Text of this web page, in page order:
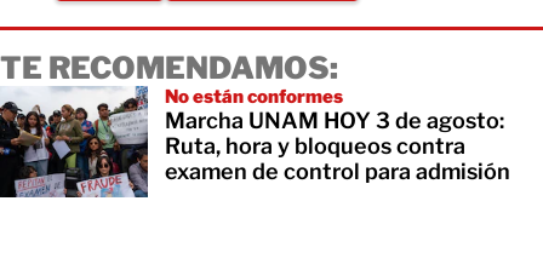
TE RECOMENDAMOS:
No están conformes
Marcha UNAM HOY 3 de agosto:
Ruta, hora y bloqueos contra
examen de control para admisión